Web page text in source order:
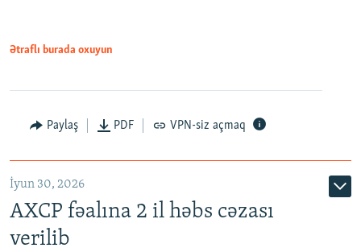
Ətraflı burada oxuyun
Paylaş PDF VPN-siz açmaq
İyun 30, 2026
AXCP fəalına 2 il həbs cəzası
verilib